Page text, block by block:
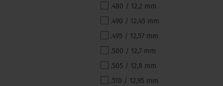
.480 / 12,2 mm
.490 / 12,45 mm
.495 / 12,57 mm
.500 / 12,7 mm
.505 / 12,8 mm
.510 / 12,95 mm